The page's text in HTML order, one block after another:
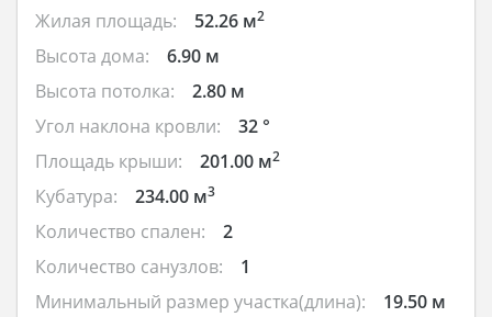
Жилая площадь: 52.26 м2
Высота дома:
6.90 м
Высота потолка:
2.80 м
Угол наклона кровли:
32 °
Площадь крыши:
201.00 м2
Кубатура: 234.00 м3
Количество спален:
2
Количество санузлов:
1
Минимальный размер участка(длина):
19.50 м